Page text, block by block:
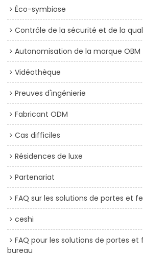
Éco-symbiose
Contrôle de la sécurité et de la
Autonomisation de la marque OBM
Vidéothèque
Preuves d'ingénierie
Fabricant ODM
Cas difficiles
Résidences de luxe
Partenariat
FAQ sur les solutions de portes et
ceshi
FAQ pour les solutions de portes
bureau